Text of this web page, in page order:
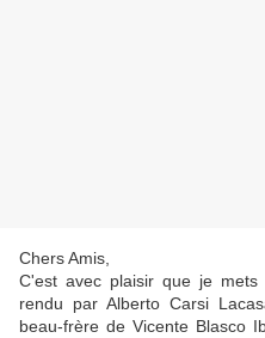
Chers Amis,
C'est avec plaisir que je
rendu par Alberto Carsi
beau-frère de Vicente Blasco